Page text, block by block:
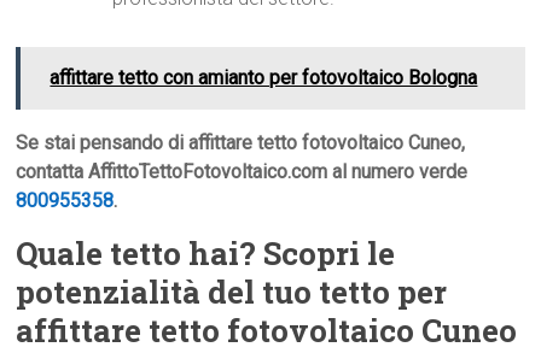
affittare tetto con amianto per fotovoltaico Bologna
Se stai pensando di affittare tetto fotovoltaico Cuneo,
contatta AffittoTettoFotovoltaico.com al numero verde
800955358.
Quale tetto hai? Scopri le
potenzialità del tuo tetto per
affittare tetto fotovoltaico Cuneo